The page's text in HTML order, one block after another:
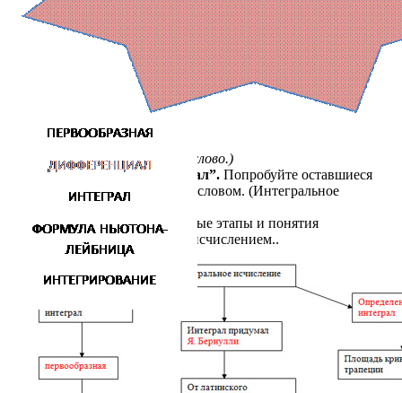
(Учащиеся говорят лишнее слово.)
– Правильно“Дифференциал”. Попробуйте оставшиеся
слова назвать одним общим словом. (Интегральное
– Давайте вспомним основные этапы и понятия
связанные с интегральным исчислением..
“Математическая гроздь”.